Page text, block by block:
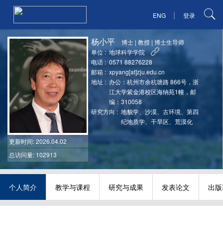
ENG | 登录
更新时间: 2026.04.02
总访问量: 102913
杨小平 博士 |教授 |博士生导师
单位 : 地球科学学院
电话 : 0571 88276228
邮箱 : xpyang[at]zju.edu.cn
地址 : 办公：杭州市余杭塘路 866号，浙
江大学紫金港校区海纳苑1幢，邮
编：310058
研究方向 : 地貌学、沙漠、古环境、第四
纪地质学、干旱区、荒漠化
个人简介 教学与课程 研究与成果 发表论文 出